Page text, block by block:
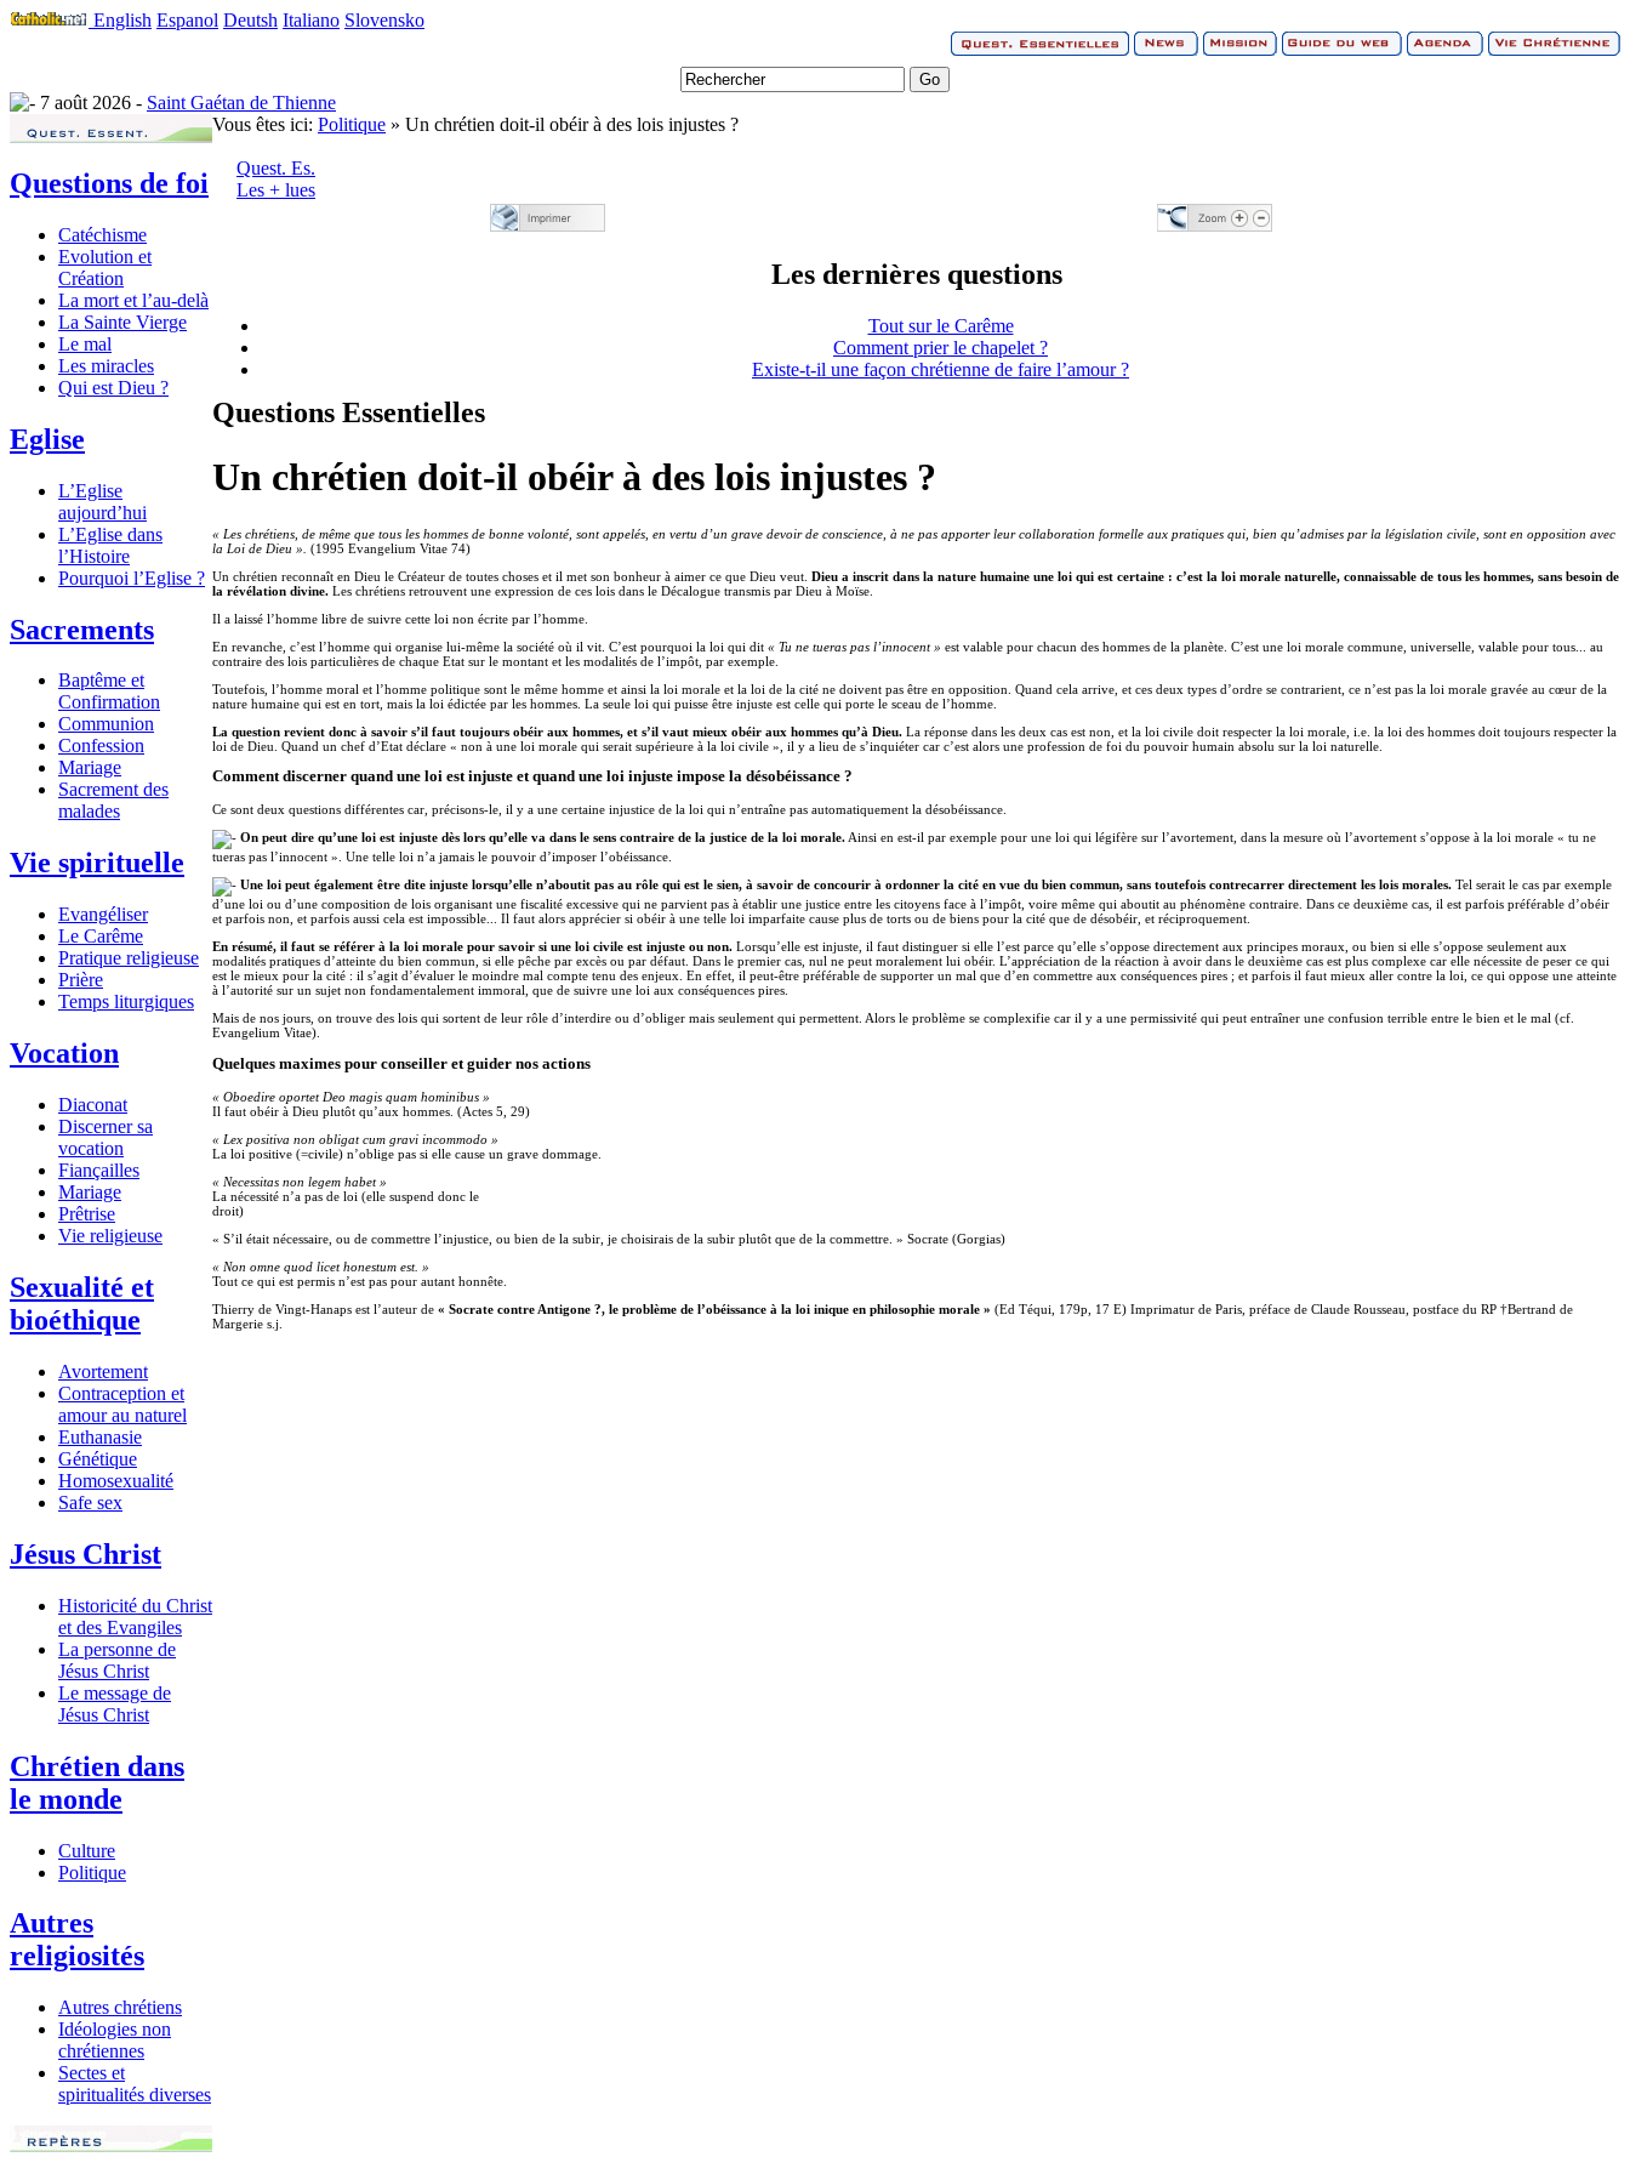
English Espanol Deutsh Italiano Slovensko
7 août 2026 - Saint Gaétan de Thienne
Questions de foi
Catéchisme
Evolution et
Création
La mort et l’au-delà
La Sainte Vierge
Le mal
Les miracles
Qui est Dieu ?
Eglise
L’Eglise
aujourd’hui
L’Eglise dans
l’Histoire
Pourquoi l’Eglise ?
Sacrements
Baptême et
Confirmation
Communion
Confession
Mariage
Sacrement des
malades
Vie spirituelle
Evangéliser
Le Carême
Pratique religieuse
Prière
Temps liturgiques
Vocation
Diaconat
Discerner sa
vocation
Fiançailles
Mariage
Prêtrise
Vie religieuse
Sexualité et
bioéthique
Avortement
Contraception et
amour au naturel
Euthanasie
Génétique
Homosexualité
Safe sex
Jésus Christ
Historicité du Christ
et des Evangiles
La personne de
Jésus Christ
Le message de
Jésus Christ
Chrétien dans
le monde
Culture
Politique
Autres
religiosités
Autres chrétiens
Idéologies non
chrétiennes
Sectes et
spiritualités diverses
Vous êtes ici: Politique » Un chrétien doit-il obéir à des lois injustes ?
Quest. Es.
Les + lues
Les dernières questions
Tout sur le Carême
Comment prier le chapelet ?
Existe-t-il une façon chrétienne de faire l’amour ?
Questions Essentielles
Un chrétien doit-il obéir à des lois injustes ?
« Les chrétiens, de même que tous les hommes de bonne volonté, sont appelés, en vertu d’un grave devoir de conscience, à ne pas apporter leur collaboration formelle aux pratiques qui, bien qu’admises par la législation civile, sont en opposition avec
la Loi de Dieu ». (1995 Evangelium Vitae 74)
Un chrétien reconnaît en Dieu le Créateur de toutes choses et il met son bonheur à aimer ce que Dieu veut. Dieu a inscrit dans la nature humaine une loi qui est certaine : c’est la loi morale naturelle, connaissable de tous les hommes, sans besoin de
la révélation divine. Les chrétiens retrouvent une expression de ces lois dans le Décalogue transmis par Dieu à Moïse.
Il a laissé l’homme libre de suivre cette loi non écrite par l’homme.
En revanche, c’est l’homme qui organise lui-même la société où il vit. C’est pourquoi la loi qui dit « Tu ne tueras pas l’innocent » est valable pour chacun des hommes de la planète. C’est une loi morale commune, universelle, valable pour tous... au
contraire des lois particulières de chaque Etat sur le montant et les modalités de l’impôt, par exemple.
Toutefois, l’homme moral et l’homme politique sont le même homme et ainsi la loi morale et la loi de la cité ne doivent pas être en opposition. Quand cela arrive, et ces deux types d’ordre se contrarient, ce n’est pas la loi morale gravée au cœur de la
nature humaine qui est en tort, mais la loi édictée par les hommes. La seule loi qui puisse être injuste est celle qui porte le sceau de l’homme.
La question revient donc à savoir s’il faut toujours obéir aux hommes, et s’il vaut mieux obéir aux hommes qu’à Dieu. La réponse dans les deux cas est non, et la loi civile doit respecter la loi morale, i.e. la loi des hommes doit toujours respecter la
loi de Dieu. Quand un chef d’Etat déclare « non à une loi morale qui serait supérieure à la loi civile », il y a lieu de s’inquiéter car c’est alors une profession de foi du pouvoir humain absolu sur la loi naturelle.
Comment discerner quand une loi est injuste et quand une loi injuste impose la désobéissance ?
Ce sont deux questions différentes car, précisons-le, il y a une certaine injustice de la loi qui n’entraîne pas automatiquement la désobéissance.
On peut dire qu’une loi est injuste dès lors qu’elle va dans le sens contraire de la justice de la loi morale. Ainsi en est-il par exemple pour une loi qui légifère sur l’avortement, dans la mesure où l’avortement s’oppose à la loi morale « tu ne
tueras pas l’innocent ». Une telle loi n’a jamais le pouvoir d’imposer l’obéissance.
Une loi peut également être dite injuste lorsqu’elle n’aboutit pas au rôle qui est le sien, à savoir de concourir à ordonner la cité en vue du bien commun, sans toutefois contrecarrer directement les lois morales. Tel serait le cas par exemple
d’une loi ou d’une composition de lois organisant une fiscalité excessive qui ne parvient pas à établir une justice entre les citoyens face à l’impôt, voire même qui aboutit au phénomène contraire. Dans ce deuxième cas, il est parfois préférable d’obéir
et parfois non, et parfois aussi cela est impossible... Il faut alors apprécier si obéir à une telle loi imparfaite cause plus de torts ou de biens pour la cité que de désobéir, et réciproquement.
En résumé, il faut se référer à la loi morale pour savoir si une loi civile est injuste ou non. Lorsqu’elle est injuste, il faut distinguer si elle l’est parce qu’elle s’oppose directement aux principes moraux, ou bien si elle s’oppose seulement aux
modalités pratiques d’atteinte du bien commun, si elle pêche par excès ou par défaut. Dans le premier cas, nul ne peut moralement lui obéir. L’appréciation de la réaction à avoir dans le deuxième cas est plus complexe car elle nécessite de peser ce qui
est le mieux pour la cité : il s’agit d’évaluer le moindre mal compte tenu des enjeux. En effet, il peut-être préférable de supporter un mal que d’en commettre aux conséquences pires ; et parfois il faut mieux aller contre la loi, ce qui oppose une atteinte
à l’autorité sur un sujet non fondamentalement immoral, que de suivre une loi aux conséquences pires.
Mais de nos jours, on trouve des lois qui sortent de leur rôle d’interdire ou d’obliger mais seulement qui permettent. Alors le problème se complexifie car il y a une permissivité qui peut entraîner une confusion terrible entre le bien et le mal (cf.
Evangelium Vitae).
Quelques maximes pour conseiller et guider nos actions
« Oboedire oportet Deo magis quam hominibus »
Il faut obéir à Dieu plutôt qu’aux hommes. (Actes 5, 29)
« Lex positiva non obligat cum gravi incommodo »
La loi positive (=civile) n’oblige pas si elle cause un grave dommage.
« Necessitas non legem habet »
La nécessité n’a pas de loi (elle suspend donc le
droit)
« S’il était nécessaire, ou de commettre l’injustice, ou bien de la subir, je choisirais de la subir plutôt que de la commettre. » Socrate (Gorgias)
« Non omne quod licet honestum est. »
Tout ce qui est permis n’est pas pour autant honnête.
Thierry de Vingt-Hanaps est l’auteur de « Socrate contre Antigone ?, le problème de l’obéissance à la loi inique en philosophie morale » (Ed Téqui, 179p, 17 E) Imprimatur de Paris, préface de Claude Rousseau, postface du RP †Bertrand de
Margerie s.j.